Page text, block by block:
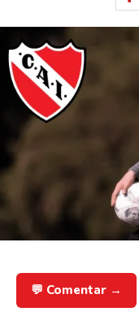
💬 Comentar →